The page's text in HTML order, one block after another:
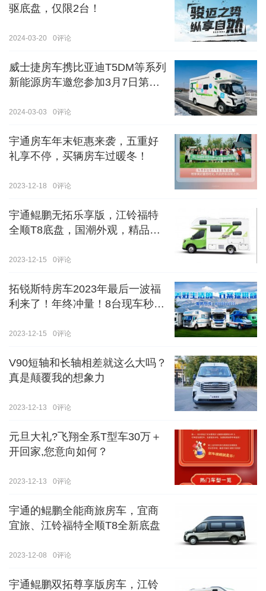
驱底盘，仅限2台！
2024-03-20 0评论
威士捷房车携比亚迪T5DM等系列
新能源房车邀您参加3月7日第八
2024-03-03 0评论
宇通房车年末钜惠来袭，五重好
礼享不停，买辆房车过暖冬！
2023-12-18 0评论
宇通鲲鹏无拓乐享版，江铃福特
全顺T8底盘，国潮外观，精品内
2023-12-15 0评论
拓锐斯特房车2023年最后一波福
利来了！年终冲量！8台现车秒杀
2023-12-15 0评论
V90短轴和长轴相差就这么大吗？
真是颠覆我的想象力
2023-12-13 0评论
元旦大礼?飞翔全系T型车30万＋
开回家,您意向如何？
2023-12-13 0评论
宇通的鲲鹏全能商旅房车，宜商
宜旅、江铃福特全顺T8全新底盘
2023-12-08 0评论
宇通鲲鹏双拓尊享版房车，江铃